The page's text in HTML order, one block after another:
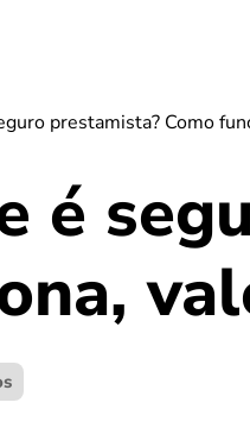
prestamista? Como
é